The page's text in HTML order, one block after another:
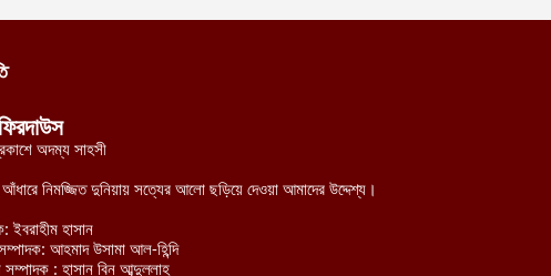
অদম্য সাহসী
আঁধারে নিমজ্জিত দুনিয়ায় সত্যের আলো ছড়িয়ে দেওয়া আমাদের উদ্দেশ্য।
ইবরাহীম হাসান
সম্পাদক: আহমাদ উসামা আল-হিন্দি
সম্পাদক : হাসান বিন আব্দুল্লাহ